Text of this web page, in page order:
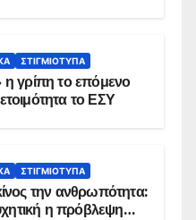
ΣΤΙΓΜΙΌΤΥΠΑ
η γρίπη το επόμενο
το ΕΣΥ
ΣΤΙΓΜΙΌΤΥΠΑ
την ανθρωπότητα:
η πρόβλεψη…